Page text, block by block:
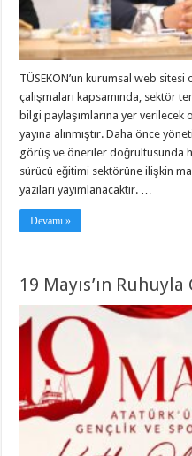
TÜSEKON’un kurumsal web
çalışmaları kapsamında, sektör
bilgi paylaşımlarına yer verilecek
yayına alınmıştır. Daha önce
görüş ve öneriler doğrultusunda
sürücü eğitimi sektörüne ilişkin
yazıları yayımlanacaktır. …
Devamı »
19 Mayıs’ın